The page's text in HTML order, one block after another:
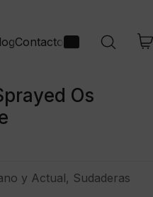
Contacto
Os
y Actual, Sudaderas